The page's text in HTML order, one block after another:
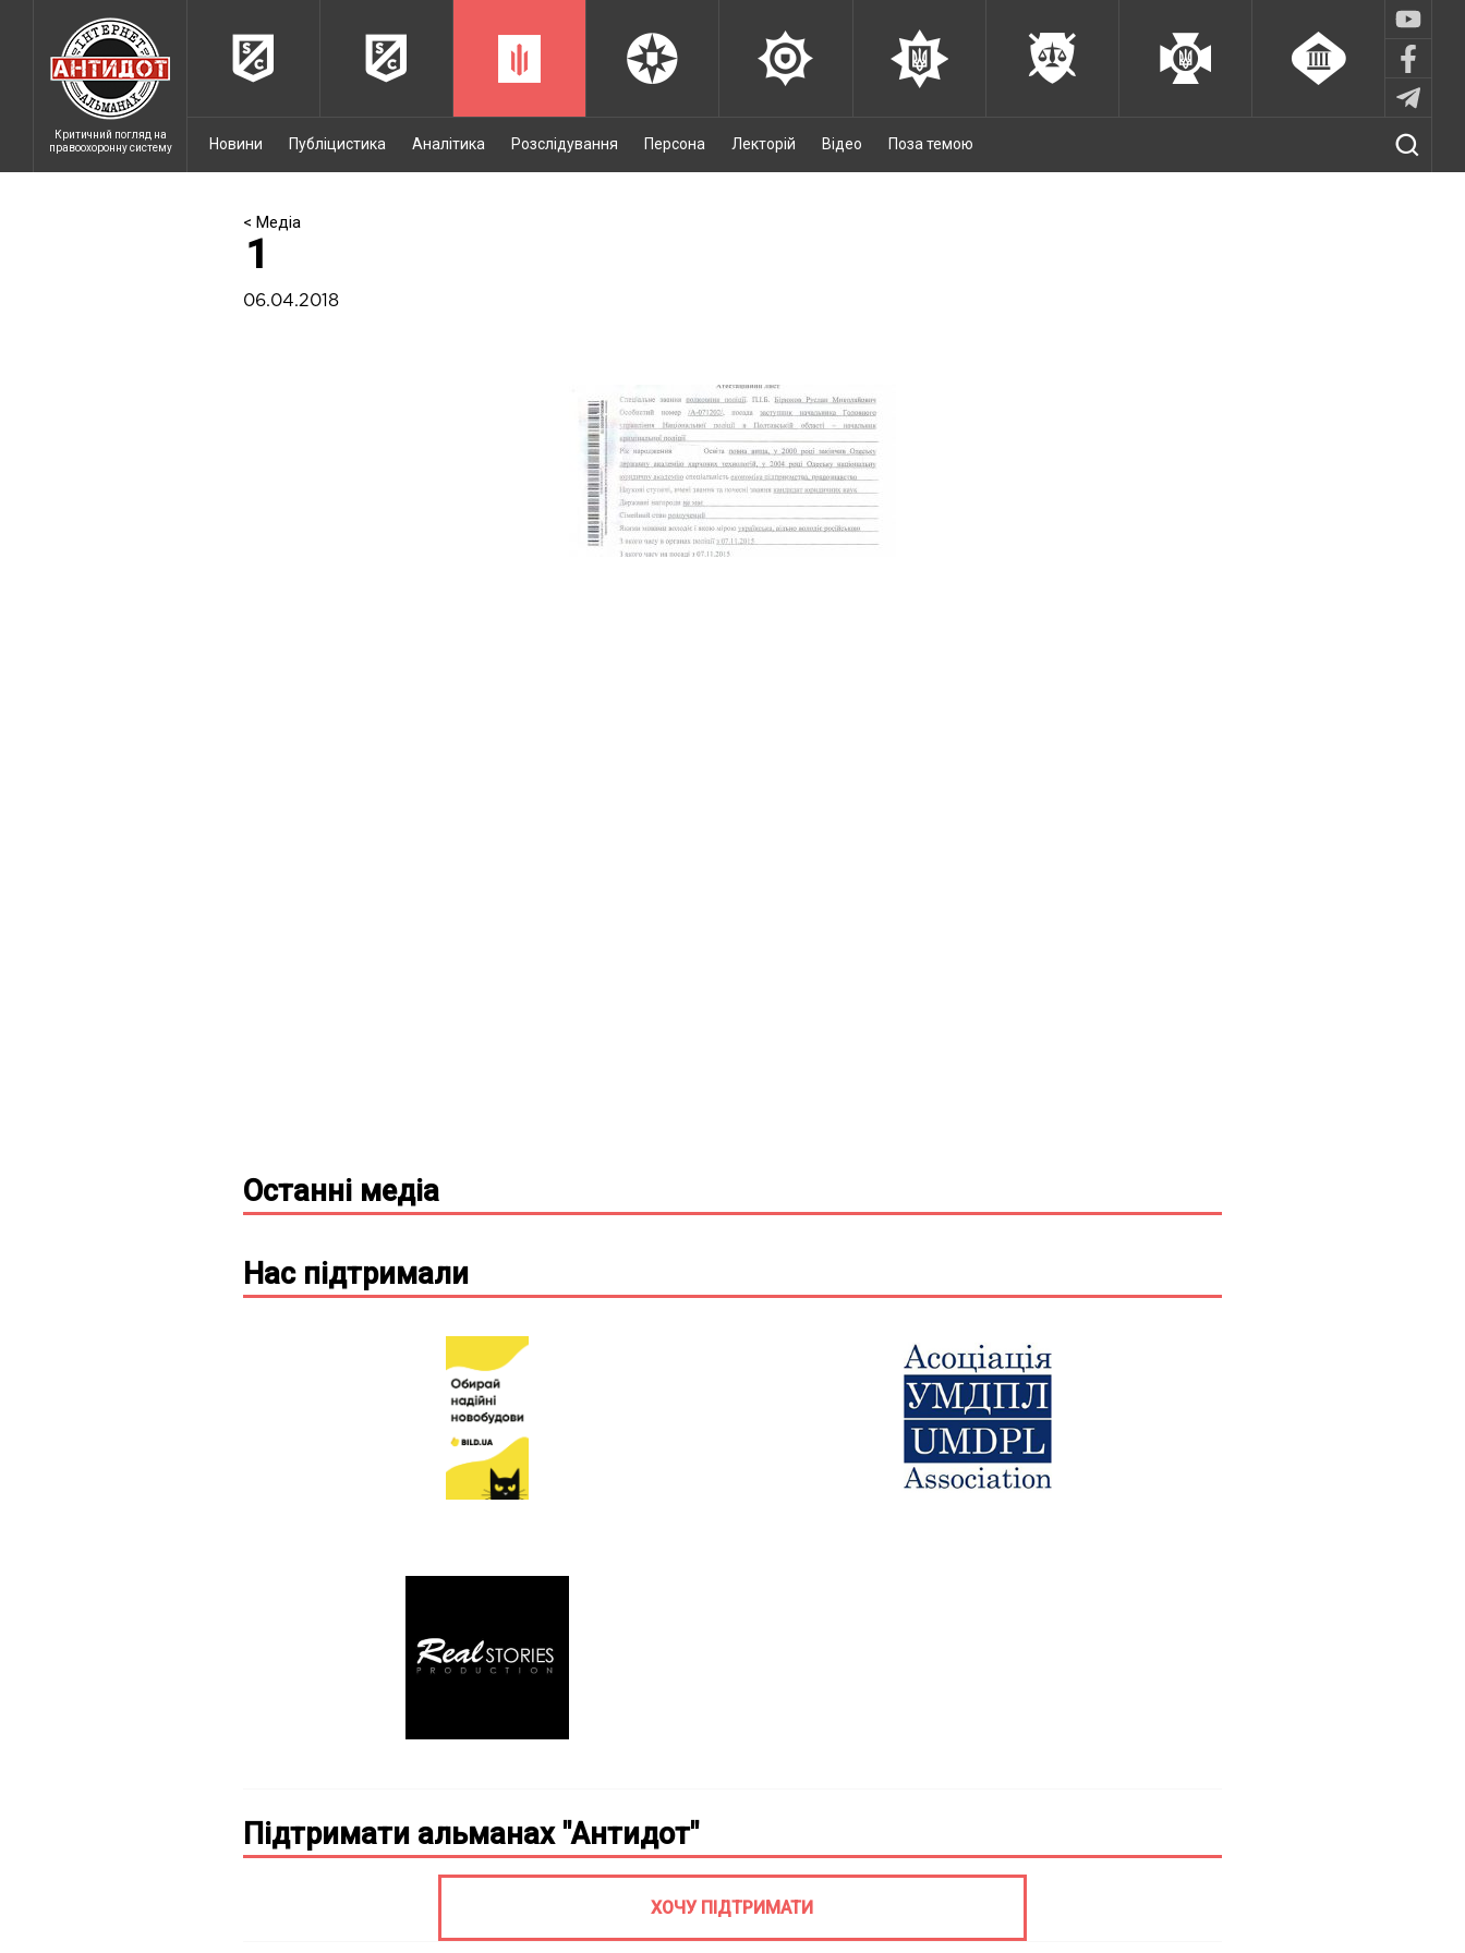
Критичний погляд на
правоохоронну систему
Новини Публіцистика Аналітика Розслідування Персона Лекторій Відео Поза темою
< Медіа
1
06.04.2018
Останні медіа
Нас підтримали
Підтримати альманах "Антидот"
ХОЧУ ПІДТРИМАТИ